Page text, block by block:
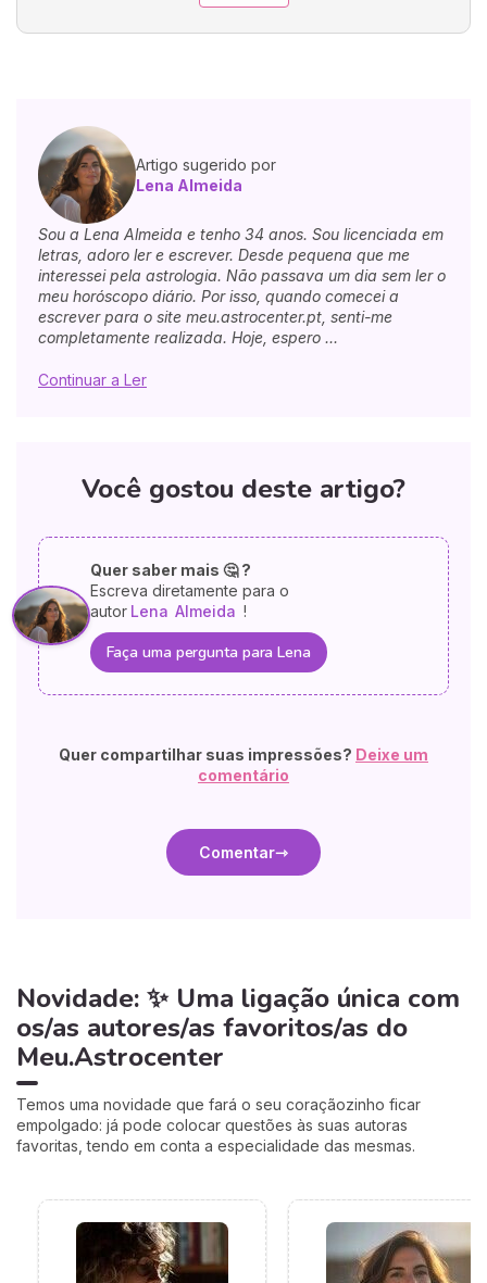
Artigo sugerido por
Lena Almeida
Sou a Lena Almeida e tenho 34 anos. Sou licenciada em
letras, adoro ler e escrever. Desde pequena que me
interessei pela astrologia. Não passava um dia sem ler o
meu horóscopo diário. Por isso, quando comecei a
escrever para o site meu.astrocenter.pt, senti-me
completamente realizada. Hoje, espero ...
Continuar a Ler
Você gostou deste artigo?
Quer saber mais 🤔 ?
Escreva diretamente para o
autor Lena Almeida !
Faça uma pergunta para Lena
Quer compartilhar suas impressões? Deixe um
comentário
Comentar
Novidade: ✨ Uma ligação única com
os/as autores/as favoritos/as do
Meu.Astrocenter
Temos uma novidade que fará o seu coraçãozinho ficar
empolgado: já pode colocar questões às suas autoras
favoritas, tendo em conta a especialidade das mesmas.